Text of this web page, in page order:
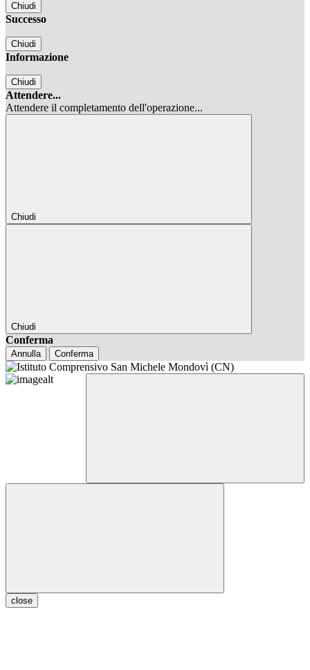
Chiudi
Successo
Chiudi
Informazione
Chiudi
Attendere...
Attendere il completamento dell'operazione...
Chiudi
Chiudi
Conferma
Annulla Conferma
close